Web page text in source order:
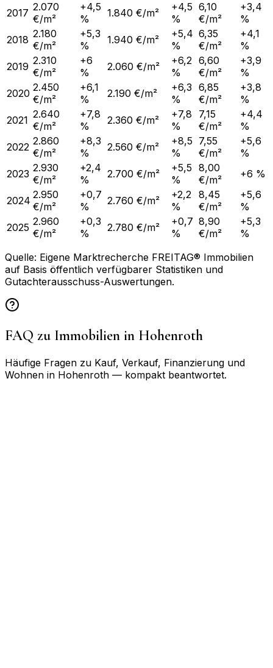
2017 2.070
€/m²
+4,5
%
1.840 €/m²
+4,5
%
6,10
€/m²
+3,4
%
2018 2.180
€/m²
+5,3
%
1.940 €/m²
+5,4
%
6,35
€/m²
+4,1
%
2019 2.310
€/m²
+6
%
2.060 €/m²
+6,2
%
6,60
€/m²
+3,9
%
2020 2.450
€/m²
+6,1
%
2.190 €/m²
+6,3
%
6,85
€/m²
+3,8
%
2021 2.640
€/m²
+7,8
%
2.360 €/m²
+7,8
%
7,15
€/m²
+4,4
%
2022 2.860
€/m²
+8,3
%
2.560 €/m²
+8,5
%
7,55
€/m²
+5,6
%
2023 2.930
€/m²
+2,4
%
2.700 €/m²
+5,5
%
8,00
€/m²
+6 %
2024 2.950
€/m²
+0,7
%
2.760 €/m²
+2,2
%
8,45
€/m²
+5,6
%
2025 2.960
€/m²
+0,3
%
2.780 €/m²
+0,7
%
8,90
€/m²
+5,3
%
Quelle: Eigene Marktrecherche FREITAG® Immobilien
auf Basis öffentlich verfügbarer Statistiken und
Gutachterausschuss-Auswertungen.
FAQ zu Immobilien in Hohenroth
Häufige Fragen zu Kauf, Verkauf, Finanzierung und
Wohnen in Hohenroth — kompakt beantwortet.